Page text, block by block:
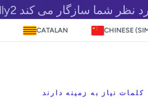
CHINESE (SIMPLIFIED)
کلمات نیاز به زمینه دارند